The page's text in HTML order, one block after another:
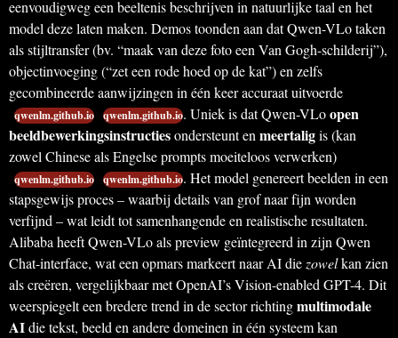
eenvoudigweg een beeltenis beschrijven in natuurlijke taal en het
model deze laten maken. Demos toonden aan dat Qwen-VLo taken
als stijltransfer (bv. “maak van deze foto een Van Gogh-schilderij”),
objectinvoeging (“zet een rode hoed op de kat”) en zelfs
gecombineerde aanwijzingen in één keer accuraat uitvoerde
qwenlm.github.io qwenlm.github.io. Uniek is dat Qwen-VLoopen
beeldbewerkingsinstructiesondersteunt en meertaligis (kan
zowel Chinese als Engelse prompts moeiteloos verwerken)
qwenlm.github.io qwenlm.github.io. Het model genereert beelden in een
stapsgewijs proces – waarbij details van grof naar fijn worden
verfijnd – wat leidt tot samenhangende en realistische resultaten.
Alibaba heeft Qwen-VLo als preview geïntegreerd in zijn Qwen
Chat-interface, wat een opmars markeert naar AI die zowelkan zien
als creëren, vergelijkbaar met OpenAI’s Vision-enabled GPT-4. Dit
weerspiegelt een bredere trend in de sector richtingmultimodale
AIdie tekst, beeld en andere domeinen in één systeem kan